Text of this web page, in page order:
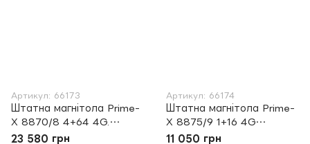
Артикул: 66173
Штатна магнітола Prime-
X 8870/8 4+64 4G.
Volkswagen
23 580 грн
Артикул: 66174
Штатна магнітола Prime-
X 8875/9 1+16 4G
Volkswagen
11 050 грн